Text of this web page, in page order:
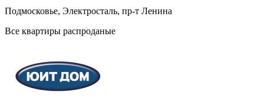
Подмосковье, Электросталь, пр-т Ленина
Все квартиры распроданые